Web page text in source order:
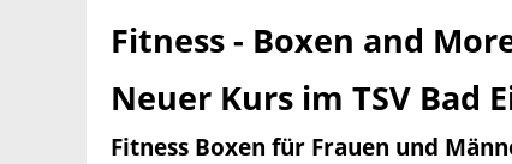
Fitness - Boxen and
Neuer Kurs im TSV Bad
Fitness Boxen für Frauen und